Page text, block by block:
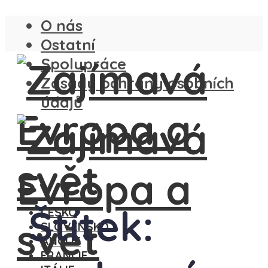
O nás
Ostatní
Spolupráce
Zásady ochrany osobních
údajů
ČESKO
SLOVENSKO
ANGLIE
FRANCIE
Štítek: